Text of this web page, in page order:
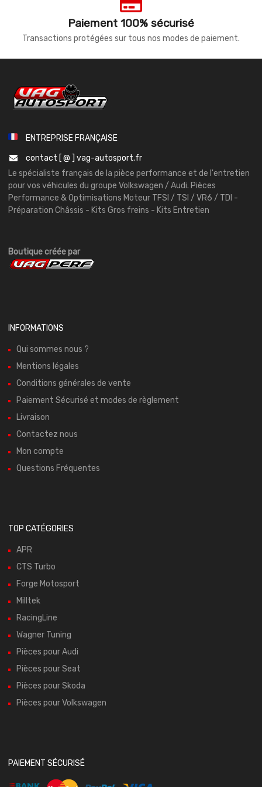
Paiement 100% sécurisé
Transactions protégées sur tous nos modes de paiement.
ENTREPRISE FRANÇAISE
contact [ @ ] vag-autosport.fr
Le spécialiste français de la pièce performance et de l'entretien
pour vos véhicules du groupe Volkswagen / Audi. Pièces
Performance & Optimisations Moteur TFSI / TSI / VR6 / TDI -
Préparation Châssis - Kits Gros freins - Kits Entretien
Boutique créée par
INFORMATIONS
Qui sommes nous ?
Mentions légales
Conditions générales de vente
Paiement Sécurisé et modes de règlement
Livraison
Contactez nous
Mon compte
Questions Fréquentes
TOP CATÉGORIES
APR
CTS Turbo
Forge Motosport
Milltek
RacingLine
Wagner Tuning
Pièces pour Audi
Pièces pour Seat
Pièces pour Skoda
Pièces pour Volkswagen
PAIEMENT SÉCURISÉ